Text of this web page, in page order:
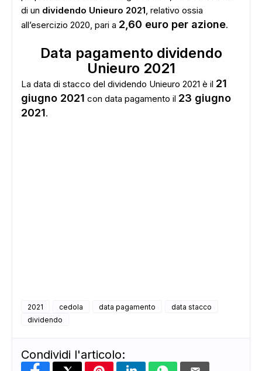
di un dividendo Unieuro 2021, relativo ossia
all’esercizio 2020, pari a 2,60 euro per azione.
Data pagamento dividendo
Unieuro 2021
La data di stacco del dividendo Unieuro 2021 è il 21
giugno 2021 con data pagamento il 23 giugno
2021.
2021 cedola data pagamento
data stacco
dividendo
Condividi l'articolo: